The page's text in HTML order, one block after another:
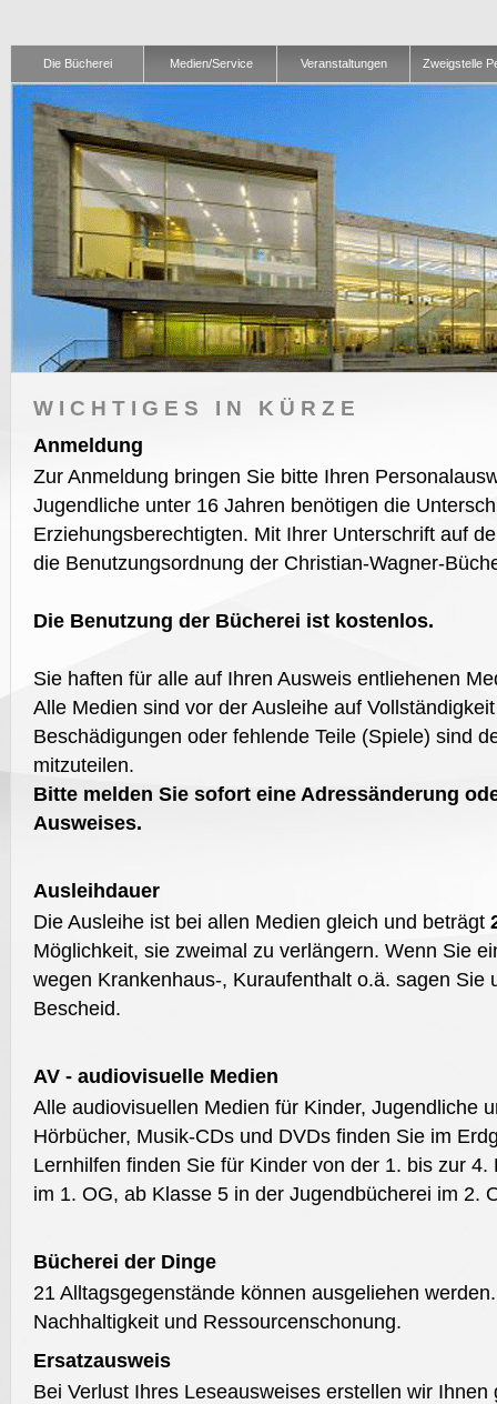
Die Bücherei Medien/Service Veranstaltungen Zweigstelle
WICHTIGES IN KÜRZE
Anmeldung
Zur Anmeldung bringen Sie bitte Ihren
Jugendliche unter 16 Jahren benötigen die
Erziehungsberechtigten. Mit Ihrer Unterschrift auf
die Benutzungsordnung der Christian-Wagner-
Die Benutzung der Bücherei ist kostenlos.
Sie haften für alle auf Ihren Ausweis entliehenen
Alle Medien sind vor der Ausleihe auf
Beschädigungen oder fehlende Teile (Spiele) sind
mitzuteilen.
Bitte melden Sie sofort eine Adressänderung
Ausweises.
Ausleihdauer
Die Ausleihe ist bei allen Medien gleich und beträgt
Möglichkeit, sie zweimal zu verlängern. Wenn Sie
wegen Krankenhaus-, Kuraufenthalt o.ä. sagen Sie
Bescheid.
AV - audiovisuelle Medien
Alle audiovisuellen Medien für Kinder, Jugendliche
Hörbücher, Musik-CDs und DVDs finden Sie im
Lernhilfen finden Sie für Kinder von der 1. bis zur
im 1. OG, ab Klasse 5 in der Jugendbücherei im 2.
Bücherei der Dinge
21 Alltagsgegenstände können ausgeliehen
Nachhaltigkeit und Ressourcenschonung.
Ersatzausweis
Bei Verlust Ihres Leseausweises erstellen wir